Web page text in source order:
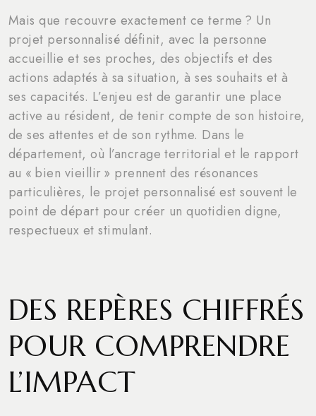
Mais que recouvre exactement ce terme ? Un
projet personnalisé définit, avec la personne
accueillie et ses proches, des objectifs et des
actions adaptés à sa situation, à ses souhaits et à
ses capacités. L’enjeu est de garantir une place
active au résident, de tenir compte de son histoire,
de ses attentes et de son rythme. Dans le
département, où l’ancrage territorial et le rapport
au « bien vieillir » prennent des résonances
particulières, le projet personnalisé est souvent le
point de départ pour créer un quotidien digne,
respectueux et stimulant.
DES REPÈRES CHIFFRÉS
POUR COMPRENDRE
L’IMPACT